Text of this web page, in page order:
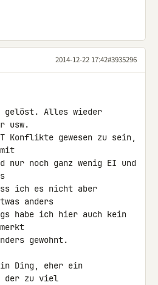
2014-12-22 17:42#3935296
gelöst. Alles wieder
usw.
Konflikte gewesen zu sein,
nur noch ganz wenig EI und
ich es nicht aber
anders
habe ich hier auch kein
gewohnt.
Ding, eher ein
der zu viel